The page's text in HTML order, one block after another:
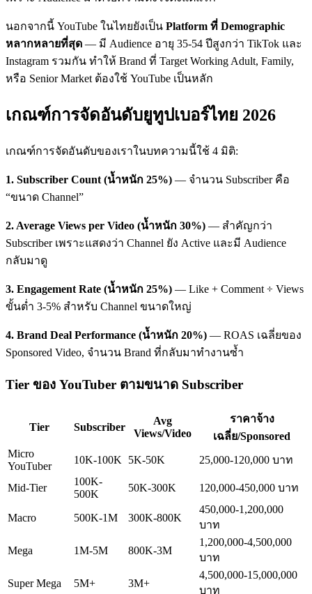
นอกจากนี้ YouTube ในไทยยังเป็น Platform ที่ Demographic
หลากหลายที่สุด — มี Audience อายุ 35-54 ปีสูงกว่า TikTok และ
Instagram รวมกัน ทำให้ Brand ที่ Target Working Adult, Family,
หรือ Senior Market ต้องใช้ YouTube เป็นหลัก
เกณฑ์การจัดอันดับยูทูปเบอร์ไทย 2026
เกณฑ์การจัดอันดับของเราในบทความนี้ใช้ 4 มิติ:
1. Subscriber Count (น้ำหนัก 25%) — จำนวน Subscriber คือ
“ขนาด Channel”
2. Average Views per Video (น้ำหนัก 30%) — สำคัญกว่า
Subscriber เพราะแสดงว่า Channel ยัง Active และมี Audience
กลับมาดู
3. Engagement Rate (น้ำหนัก 25%) — Like + Comment ÷ Views
ขั้นต่ำ 3-5% สำหรับ Channel ขนาดใหญ่
4. Brand Deal Performance (น้ำหนัก 20%) — ROAS เฉลี่ยของ
Sponsored Video, จำนวน Brand ที่กลับมาทำงานซ้ำ
Tier ของ YouTuber ตามขนาด Subscriber
Tier Subscriber
Avg
Views/Video
ราคาจ้าง
เฉลี่ย/Sponsored
Micro
YouTuber
10K-100K 5K-50K 25,000-120,000 บาท
Mid-Tier
100K-
500K
50K-300K 120,000-450,000 บาท
Macro 500K-1M 300K-800K
450,000-1,200,000
บาท
Mega 1M-5M 800K-3M
1,200,000-4,500,000
บาท
Super Mega 5M+ 3M+
4,500,000-15,000,000
บาท